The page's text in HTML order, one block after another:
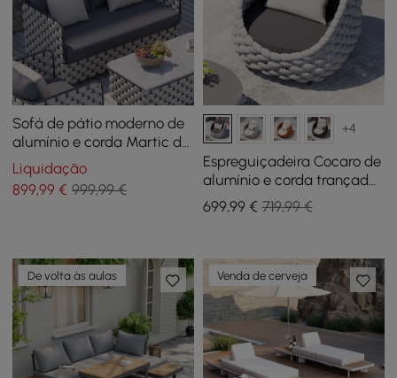
Sofá de pátio moderno de
alumínio e corda Martic de
53,1" de largura com
almofadas
Liquidação
899,99 € 999,99 €
+4
Espreguiçadeira Cocaro de
alumínio e corda trançada
para exterior em cinzento
699,99€ 719,99 €
De volta às aulas Venda de cerveja